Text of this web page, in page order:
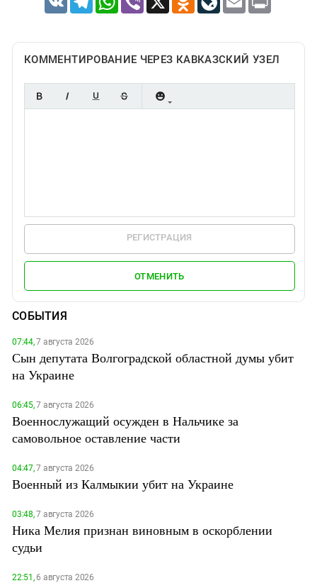
КОММЕНТИРОВАНИЕ ЧЕРЕЗ КАВКАЗСКИЙ УЗЕЛ
РЕГИСТРАЦИЯ
ОТМЕНИТЬ
СОБЫТИЯ
07:44,7 августа 2026
Сын депутата Волгоградской областной думы убит
на Украине
06:45,7 августа 2026
Военнослужащий осужден в Нальчике за
самовольное оставление части
04:47,7 августа 2026
Военный из Калмыкии убит на Украине
03:48,7 августа 2026
Ника Мелия признан виновным в оскорблении
судьи
22:51,6 августа 2026